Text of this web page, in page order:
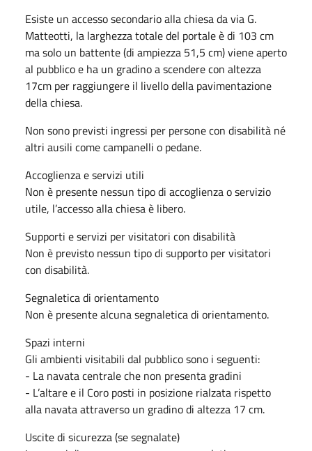
Esiste un accesso secondario alla chiesa da via G.
Matteotti, la larghezza totale del portale è di 103 cm
ma solo un battente (di ampiezza 51,5 cm) viene aperto
al pubblico e ha un gradino a scendere con altezza
17cm per raggiungere il livello della pavimentazione
della chiesa.
Non sono previsti ingressi per persone con disabilità né
altri ausili come campanelli o pedane.
Accoglienza e servizi utili
Non è presente nessun tipo di accoglienza o servizio
utile, l’accesso alla chiesa è libero.
Supporti e servizi per visitatori con disabilità
Non è previsto nessun tipo di supporto per visitatori
con disabilità.
Segnaletica di orientamento
Non è presente alcuna segnaletica di orientamento.
Spazi interni
Gli ambienti visitabili dal pubblico sono i seguenti:
- La navata centrale che non presenta gradini
- L’altare e il Coro posti in posizione rialzata rispetto
alla navata attraverso un gradino di altezza 17 cm.
Uscite di sicurezza (se segnalate)